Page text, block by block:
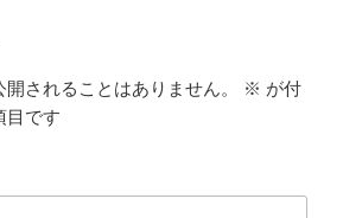
されることはありません。 ※ が付
目です